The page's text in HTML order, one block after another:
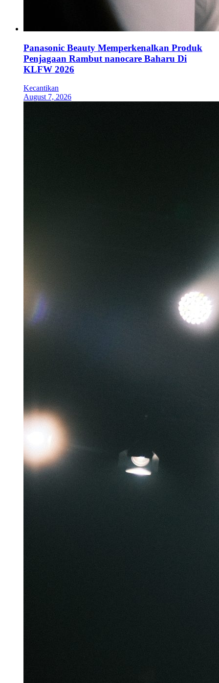
Panasonic Beauty Memperkenalkan Produk
Penjagaan Rambut nanocare Baharu Di
KLFW 2026
Kecantikan
August 7, 2026